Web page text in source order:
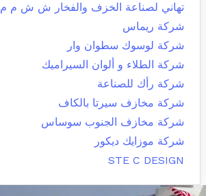
تهاني لصناعة الخزف والفخار ش ش م م
شركة ريماس
شركة لوسوك سطوان وار
شركة الطلاء و ألوان السيراميك
شركة رأك للصناعة
شركة مخازف سيرتا بالكاف
شركة مخازف الجنوب سوساس
شركة موزايك ديكور
STE C DESIGN